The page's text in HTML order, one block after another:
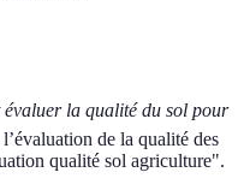
évaluer la qualité du sol pour
de la qualité des
qualité sol agriculture".